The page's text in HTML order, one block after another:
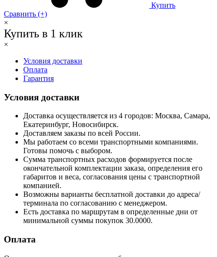
Купить
Сравнить (+)
×
Купить в 1 клик
×
Условия доставки
Оплата
Гарантия
Условия доставки
Доставка осуществляется из 4 городов: Москва, Самара,
Екатеринбург, Новосибирск.
Доставляем заказы по всей России.
Мы работаем со всеми транспортными компаниями.
Готовы помочь с выбором.
Сумма транспортных расходов формируется после
окончательной комплектации заказа, определения его
габаритов и веса, согласования цены с транспортной
компанией.
Возможны варианты бесплатной доставки до адреса/
терминала по согласованию с менеджером.
Есть доставка по маршрутам в определенные дни от
минимальной суммы покупок 30.0000.
Оплата